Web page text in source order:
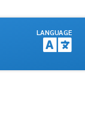
LANGUAGE